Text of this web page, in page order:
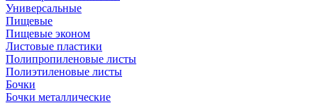
Универсальные
Пищевые
Пищевые эконом
Листовые пластики
Полипропиленовые листы
Полиэтиленовые листы
Бочки
Бочки металлические